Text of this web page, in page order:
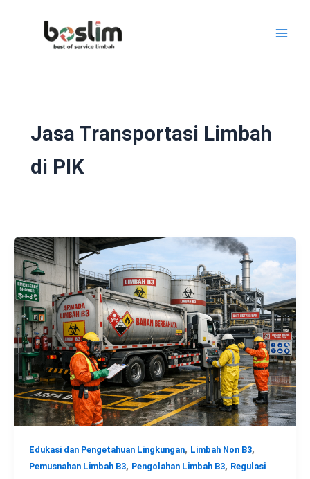
Jasa Transportasi Limbah
di PIK
Edukasi dan Pengetahuan Lingkungan, Limbah Non B3,
Pemusnahan Limbah B3, Pengolahan Limbah B3, Regulasi